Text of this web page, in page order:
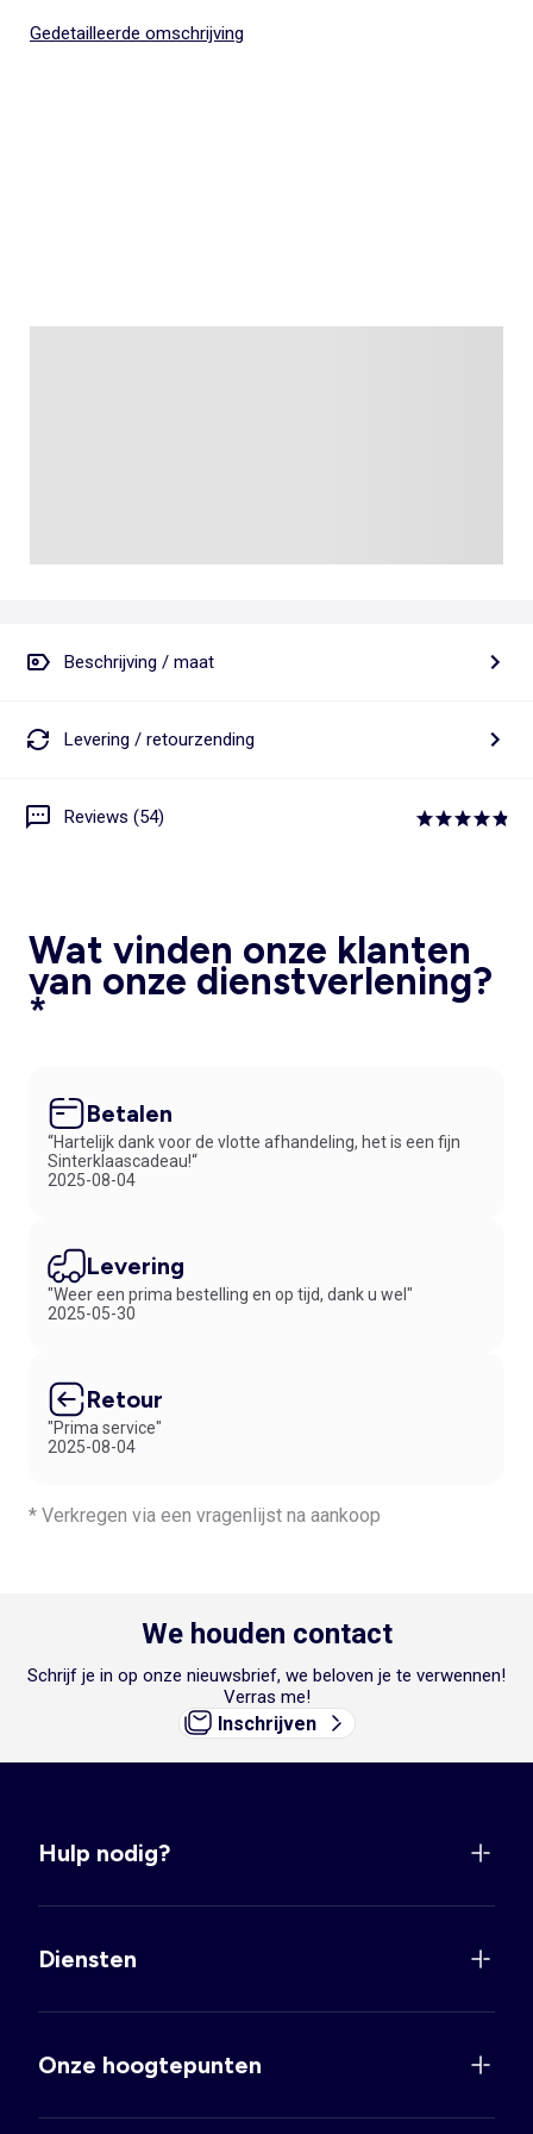
Gedetailleerde omschrijving
Beschrijving / maat
Levering / retourzending
Reviews (54)
Wat vinden onze klanten
van onze dienstverlening?
*
Betalen
“Hartelijk dank voor de vlotte afhandeling, het is een fijn
Sinterklaascadeau!“
2025-08-04
Levering
"Weer een prima bestelling en op tijd, dank u wel"
2025-05-30
Retour
"Prima service"
2025-08-04
* Verkregen via een vragenlijst na aankoop
We houden contact
Schrijf je in op onze nieuwsbrief, we beloven je te verwennen!
Verras me!
Inschrijven
Hulp nodig?
Diensten
Onze hoogtepunten